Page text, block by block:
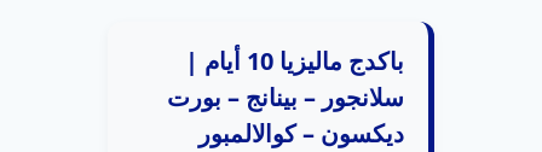
باكدج ماليزيا 10 أيام |
سلانجور – بينانج – بورت
ديكسون – كوالالمبور